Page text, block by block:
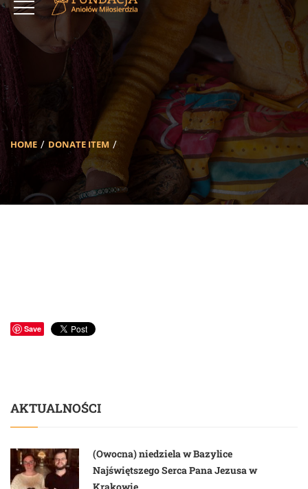
HOME DONATE ITEM
Save
AKTUALNOŚCI
(Owocna) niedziela w Bazylice
Najświętszego Serca Pana Jezusa w